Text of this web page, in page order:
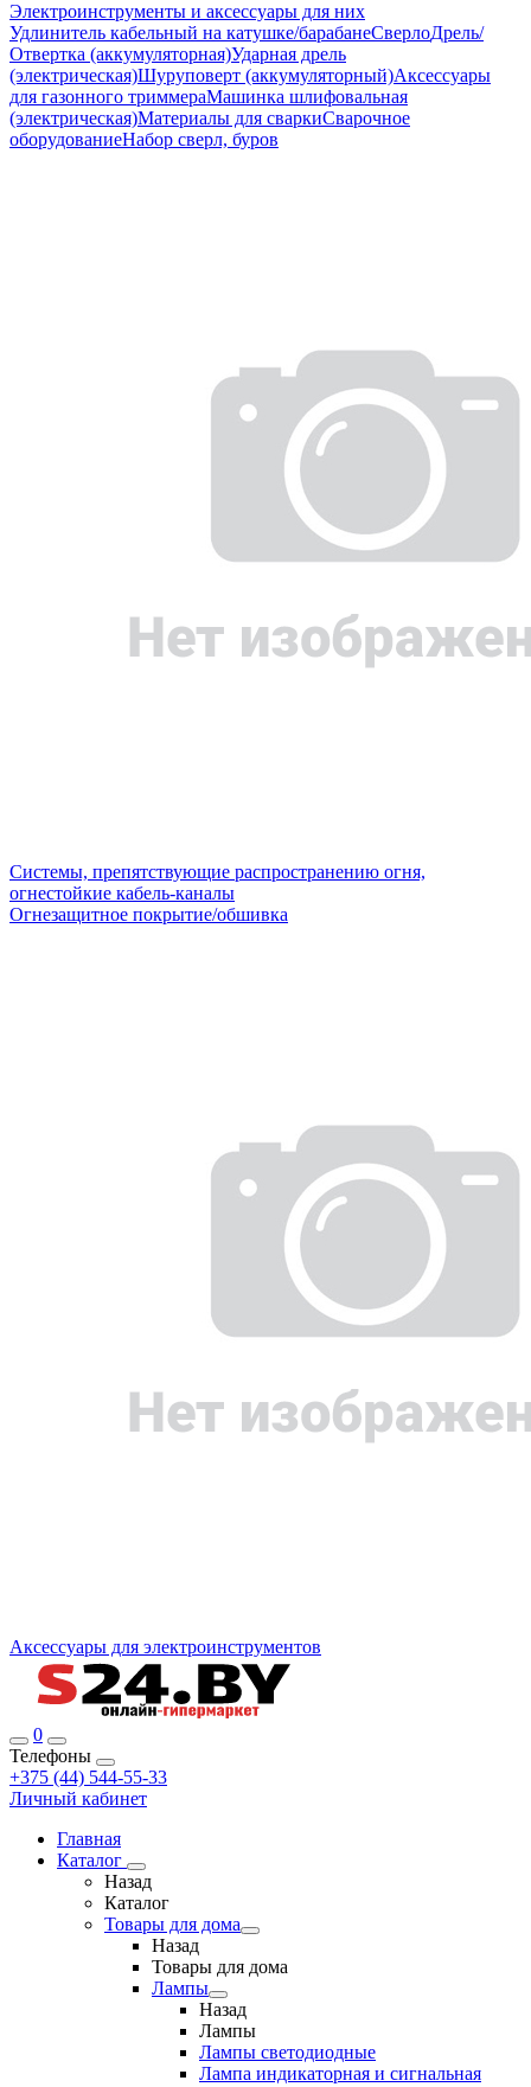
Электроинструменты и аксессуары для них
Удлинитель кабельный на катушке/барабанеСверлоДрель/
Отвертка (аккумуляторная)Ударная дрель
(электрическая)Шуруповерт (аккумуляторный)Аксессуары
для газонного триммераМашинка шлифовальная
(электрическая)Материалы для сваркиСварочное
оборудованиеНабор сверл, буров
Системы, препятствующие распространению огня,
огнестойкие кабель-каналы
Огнезащитное покрытие/обшивка
Аксессуары для электроинструментов
0
Телефоны
+375 (44) 544-55-33
Личный кабинет
Главная
Каталог
Назад
Каталог
Товары для дома
Назад
Товары для дома
Лампы
Назад
Лампы
Лампы светодиодные
Лампа индикаторная и сигнальная